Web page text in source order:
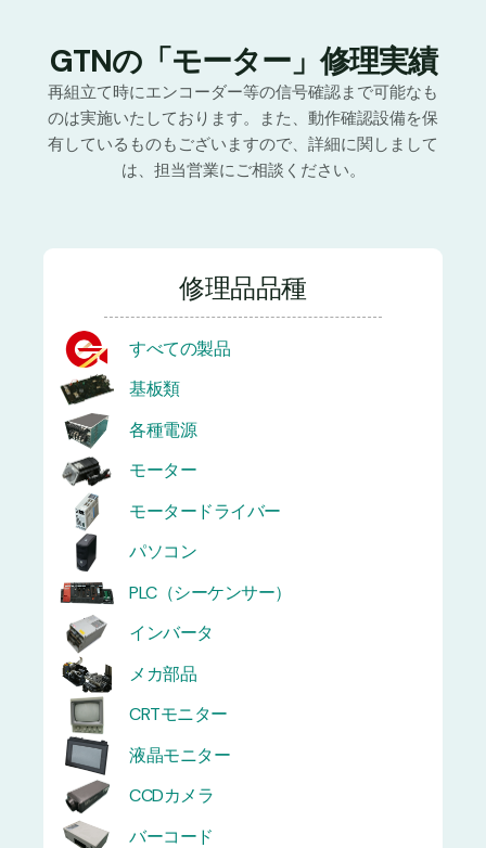
GTNの「モーター」修理実績
再組立て時にエンコーダー等の信号確認まで可能なも
のは実施いたしております。また、動作確認設備を保
有しているものもございますので、詳細に関しまして
は、担当営業にご相談ください。
修理品品種
すべての製品
基板類
各種電源
モーター
モータードライバー
パソコン
PLC（シーケンサー）
インバータ
メカ部品
CRTモニター
液晶モニター
CCDカメラ
バーコード